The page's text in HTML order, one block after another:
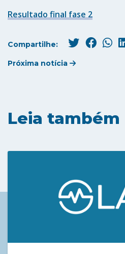
Resultado final fase 2
Compartilhe:
Próxima notícia
Leia também